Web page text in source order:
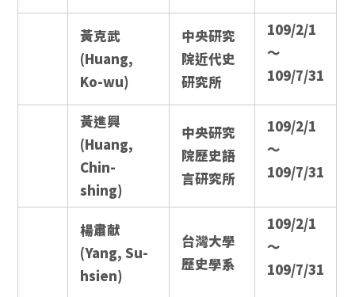
黃克武
(Huang,
Ko-wu)
中央研究
院近代史
研究所
109/2/1
～
109/7/31
黃進興
(Huang,
Chin-
shing)
中央研究
院歷史語
言研究所
109/2/1
～
109/7/31
楊肅献
(Yang, Su-
hsien)
台灣大學
歷史學系
109/2/1
～
109/7/31